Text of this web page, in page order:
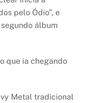
pelo Ódio”, e
álbum
que ia chegando
Metal tradicional